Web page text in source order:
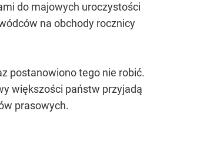
do majowych uroczystości
na obchody rocznicy
postanowiono tego nie robić.
większości państw przyjadą
prasowych.